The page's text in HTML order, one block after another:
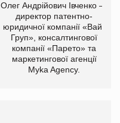
Олег Андрійович Івченко —
директор патентно-
юридичної компанії «Вайз
Груп», консалтингової
компанії «Парето» та
маркетингової агенції
Myka Agency.